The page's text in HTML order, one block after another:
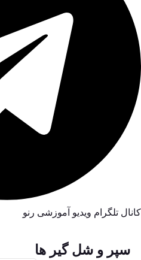
کانال تلگرام ویدیو آموزشی رنو
سپر و شل گیر ها